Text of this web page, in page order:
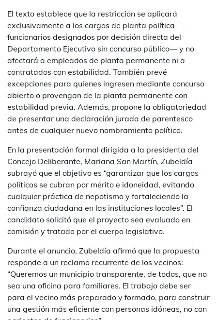
El texto establece que la restricción se aplicará
exclusivamente a los cargos de planta política —
funcionarios designados por decisión directa del
Departamento Ejecutivo sin concurso público— y no
afectará a empleados de planta permanente ni a
contratados con estabilidad. También prevé
excepciones para quienes ingresen mediante concurso
abierto o provengan de la planta permanente con
estabilidad previa. Además, propone la obligatoriedad
de presentar una declaración jurada de parentesco
antes de cualquier nuevo nombramiento político.
En la presentación formal dirigida a la presidenta del
Concejo Deliberante, Mariana San Martín, Zubeldía
subrayó que el objetivo es “garantizar que los cargos
políticos se cubran por mérito e idoneidad, evitando
cualquier práctica de nepotismo y fortaleciendo la
confianza ciudadana en las instituciones locales”. El
candidato solicitó que el proyecto sea evaluado en
comisión y tratado por el cuerpo legislativo.
Durante el anuncio, Zubeldía afirmó que la propuesta
responde a un reclamo recurrente de los vecinos:
“Queremos un municipio transparente, de todos, que no
sea una oficina para familiares. El trabajo debe ser
para el vecino más preparado y formado, para construir
una gestión más eficiente con personas idóneas, no con